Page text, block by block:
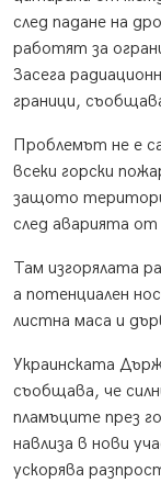
след падане на
работят за
Засега
граници,
Проблемът не е
всеки горски
защото
след аварията от
Там изгорялата
а потенциален
листна маса и
Украинската
съобщава, че
пламъците през
навлиза в нови
ускорява